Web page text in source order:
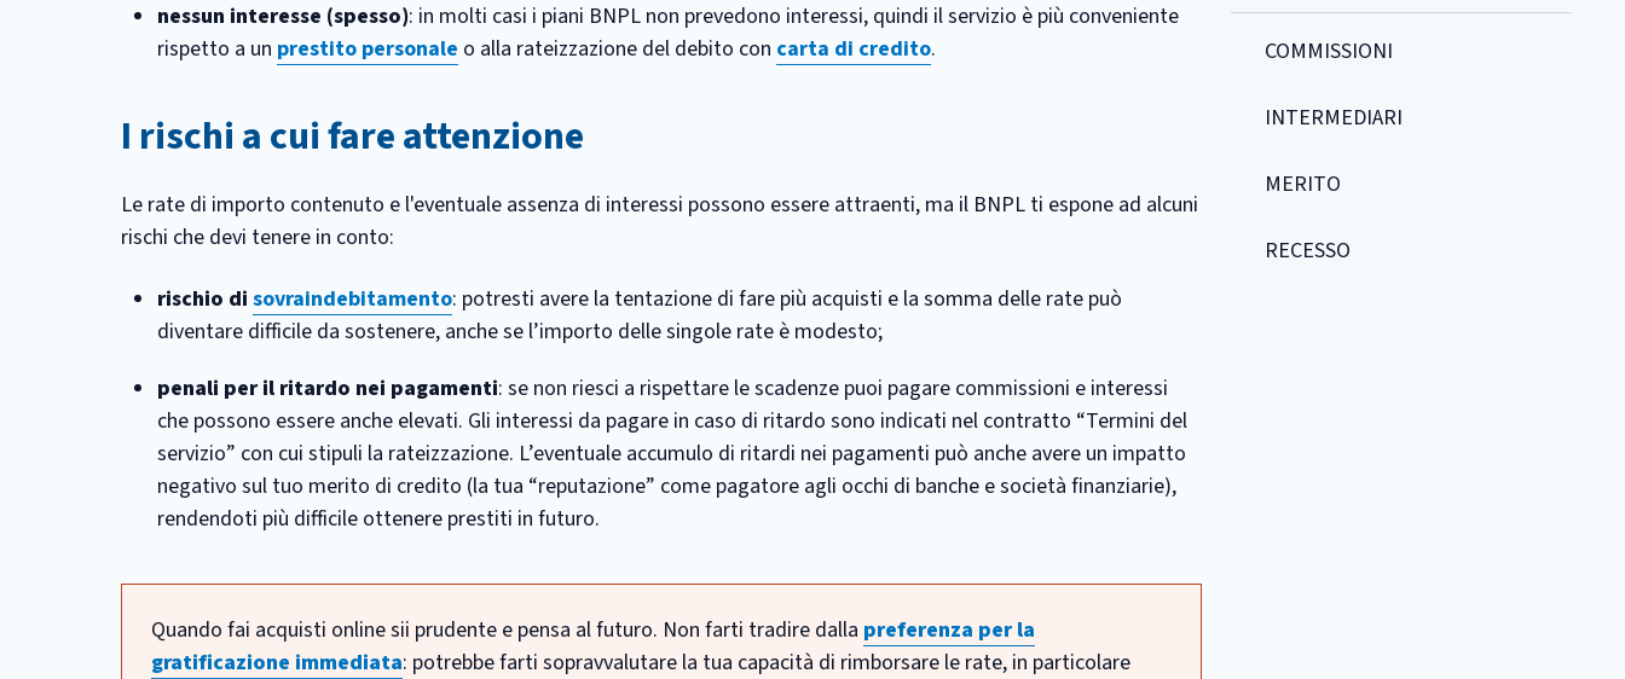
nessun interesse (spesso): in molti casi i piani BNPL non prevedono interessi, quindi il servizio è più conveniente
rispetto a un prestito personale o alla rateizzazione del debito con carta di credito.
I rischi a cui fare attenzione
Le rate di importo contenuto e l'eventuale assenza di interessi possono essere attraenti, ma il BNPL ti espone ad alcuni
rischi che devi tenere in conto:
rischio di sovraindebitamento: potresti avere la tentazione di fare più acquisti e la somma delle rate può
diventare difficile da sostenere, anche se l’importo delle singole rate è modesto;
penali per il ritardo nei pagamenti: se non riesci a rispettare le scadenze puoi pagare commissioni e interessi
che possono essere anche elevati. Gli interessi da pagare in caso di ritardo sono indicati nel contratto “Termini del
servizio” con cui stipuli la rateizzazione. L’eventuale accumulo di ritardi nei pagamenti può anche avere un impatto
negativo sul tuo merito di credito (la tua “reputazione” come pagatore agli occhi di banche e società finanziarie),
rendendoti più difficile ottenere prestiti in futuro.
Quando fai acquisti online sii prudente e pensa al futuro. Non farti tradire dalla preferenza per la
gratificazione immediata: potrebbe farti sopravvalutare la tua capacità di rimborsare le rate, in particolare
COMMISSIONI
INTERMEDIARI
MERITO
RECESSO